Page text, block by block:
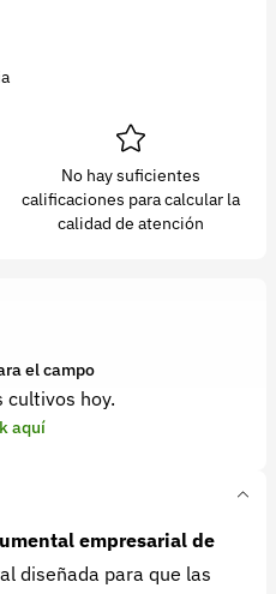
No hay suficientes
calificaciones para calcular la
calidad de atención
el campo
cultivos hoy.
aquí
empresarial de
diseñada para que las